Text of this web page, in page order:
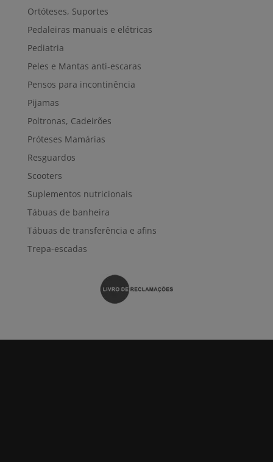
Ortóteses, Suportes
Pedaleiras manuais e elétricas
Pediatria
Peles e Mantas anti-escaras
Pensos para incontinência
Pijamas
Poltronas, Cadeirões
Próteses Mamárias
Resguardos
Scooters
Suplementos nutricionais
Tábuas de banheira
Tábuas de transferência e afins
Trepa-escadas